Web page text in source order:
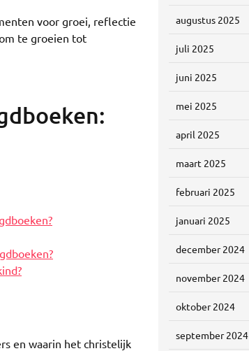
voor groei, reflectie
te groeien tot
en waarin het christelijk
augustus 2025
juli 2025
juni 2025
mei 2025
april 2025
maart 2025
februari 2025
januari 2025
december 2024
november 2024
oktober 2024
september 2024